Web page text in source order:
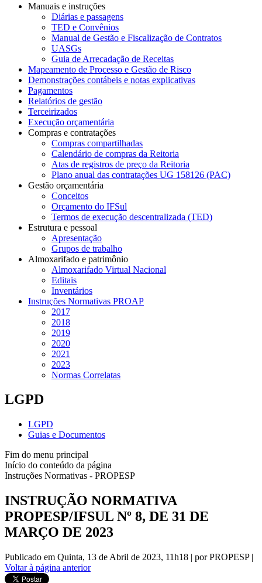
Manuais e instruções
Diárias e passagens
TED e Convênios
Manual de Gestão e Fiscalização de Contratos
UASGs
Guia de Arrecadação de Receitas
Mapeamento de Processo e Gestão de Risco
Demonstrações contábeis e notas explicativas
Pagamentos
Relatórios de gestão
Terceirizados
Execução orçamentária
Compras e contratações
Compras compartilhadas
Calendário de compras da Reitoria
Atas de registros de preço da Reitoria
Plano anual das contratações UG 158126 (PAC)
Gestão orçamentária
Conceitos
Orçamento do IFSul
Termos de execução descentralizada (TED)
Estrutura e pessoal
Apresentação
Grupos de trabalho
Almoxarifado e patrimônio
Almoxarifado Virtual Nacional
Editais
Inventários
Instruções Normativas PROAP
2017
2018
2019
2020
2021
2023
Normas Correlatas
LGPD
LGPD
Guias e Documentos
Fim do menu principal
Início do conteúdo da página
Instruções Normativas - PROPESP
INSTRUÇÃO NORMATIVA
PROPESP/IFSUL Nº 8, DE 31 DE
MARÇO DE 2023
Publicado em Quinta, 13 de Abril de 2023, 11h18 | por PROPESP |
Voltar à página anterior